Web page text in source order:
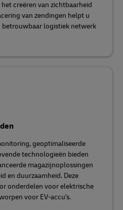
creëren van zichtbaarheid
van zendingen helpt u
betrouwbaar logistiek netwerk
geoptimaliseerde
technologieën bieden
magazijnoplossingen
en duurzaamheid. Deze
onderdelen voor elektrische
voor EV-accu's.